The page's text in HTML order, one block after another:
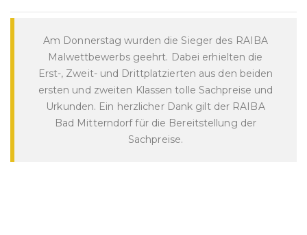
Am Donnerstag wurden die Sieger des RAIBA
Malwettbewerbs geehrt. Dabei erhielten die
Erst-, Zweit- und Drittplatzierten aus den beiden
ersten und zweiten Klassen tolle Sachpreise und
Urkunden. Ein herzlicher Dank gilt der RAIBA
Bad Mitterndorf für die Bereitstellung der
Sachpreise.